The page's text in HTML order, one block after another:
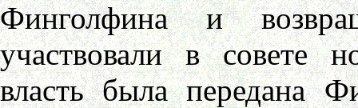
Финголфина и
участвовали в совете
власть была передана